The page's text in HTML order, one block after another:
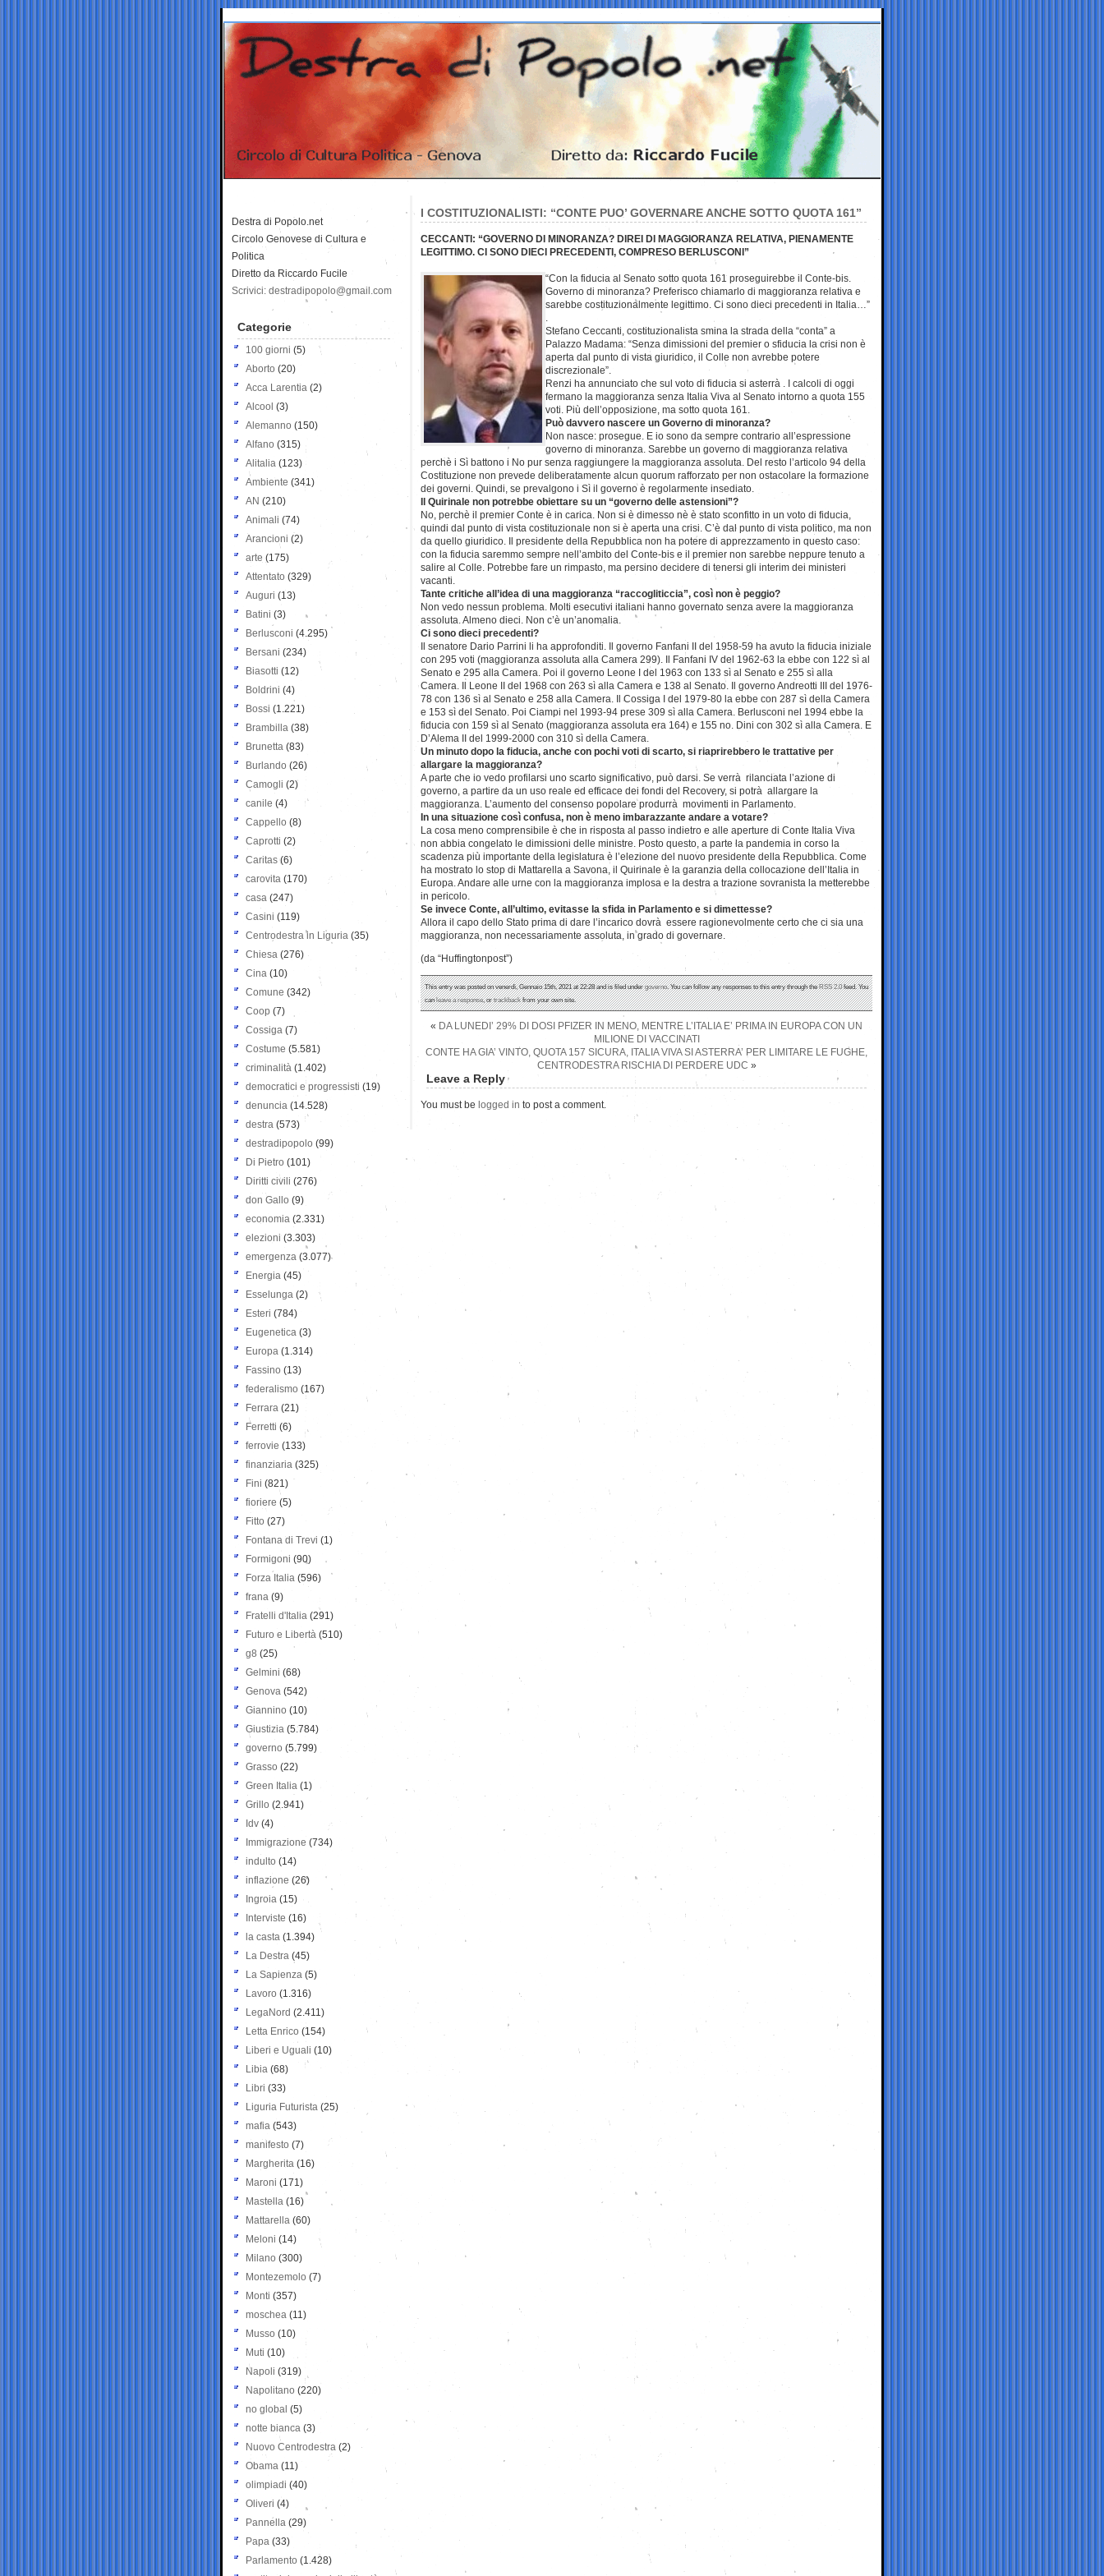
I COSTITUZIONALISTI: “CONTE PUO’ GOVERNARE ANCHE SOTTO QUOTA 161”
CECCANTI: “GOVERNO DI MINORANZA? DIREI DI MAGGIORANZA RELATIVA, PIENAMENTE
LEGITTIMO. CI SONO DIECI PRECEDENTI, COMPRESO BERLUSCONI”
“Con la fiducia al Senato sotto quota 161 proseguirebbe il Conte-bis.
Governo di minoranza? Preferisco chiamarlo di maggioranza relativa e
sarebbe costituzionalmente legittimo. Ci sono dieci precedenti in Italia…”
.
Stefano Ceccanti, costituzionalista smina la strada della “conta” a
Palazzo Madama: “Senza dimissioni del premier o sfiducia la crisi non è
aperta dal punto di vista giuridico, il Colle non avrebbe potere
discrezionale”.
Renzi ha annunciato che sul voto di fiducia si asterrà . I calcoli di oggi
fermano la maggioranza senza Italia Viva al Senato intorno a quota 155
voti. Più dell’opposizione, ma sotto quota 161.
Può davvero nascere un Governo di minoranza?
Non nasce: prosegue. E io sono da sempre contrario all’espressione
governo di minoranza. Sarebbe un governo di maggioranza relativa
perchè i Sì battono i No pur senza raggiungere la maggioranza assoluta. Del resto l’articolo 94 della
Costituzione non prevede deliberatamente alcun quorum rafforzato per non ostacolare la formazione
dei governi. Quindi, se prevalgono i Sì il governo è regolarmente insediato.
Il Quirinale non potrebbe obiettare su un “governo delle astensioni”?
No, perchè il premier Conte è in carica. Non si è dimesso nè è stato sconfitto in un voto di fiducia,
quindi dal punto di vista costituzionale non si è aperta una crisi. C’è dal punto di vista politico, ma non
da quello giuridico. Il presidente della Repubblica non ha potere di apprezzamento in questo caso:
con la fiducia saremmo sempre nell’ambito del Conte-bis e il premier non sarebbe neppure tenuto a
salire al Colle. Potrebbe fare un rimpasto, ma persino decidere di tenersi gli interim dei ministeri
vacanti.
Tante critiche all’idea di una maggioranza “raccogliticcia”, così non è peggio?
Non vedo nessun problema. Molti esecutivi italiani hanno governato senza avere la maggioranza
assoluta. Almeno dieci. Non c’è un’anomalia.
Ci sono dieci precedenti?
Il senatore Dario Parrini li ha approfonditi. Il governo Fanfani II del 1958-59 ha avuto la fiducia iniziale
con 295 voti (maggioranza assoluta alla Camera 299). Il Fanfani IV del 1962-63 la ebbe con 122 sì al
Senato e 295 alla Camera. Poi il governo Leone I del 1963 con 133 sì al Senato e 255 sì alla
Camera. Il Leone II del 1968 con 263 sì alla Camera e 138 al Senato. Il governo Andreotti III del 1976-
78 con 136 sì al Senato e 258 alla Camera. Il Cossiga I del 1979-80 la ebbe con 287 sì della Camera
e 153 sì del Senato. Poi Ciampi nel 1993-94 prese 309 sì alla Camera. Berlusconi nel 1994 ebbe la
fiducia con 159 sì al Senato (maggioranza assoluta era 164) e 155 no. Dini con 302 sì alla Camera. E
D’Alema II del 1999-2000 con 310 sì della Camera.
Un minuto dopo la fiducia, anche con pochi voti di scarto, si riaprirebbero le trattative per
allargare la maggioranza?
A parte che io vedo profilarsi uno scarto significativo, può darsi. Se verrà rilanciata l’azione di
governo, a partire da un uso reale ed efficace dei fondi del Recovery, si potrà allargare la
maggioranza. L’aumento del consenso popolare produrrà movimenti in Parlamento.
In una situazione così confusa, non è meno imbarazzante andare a votare?
La cosa meno comprensibile è che in risposta al passo indietro e alle aperture di Conte Italia Viva
non abbia congelato le dimissioni delle ministre. Posto questo, a parte la pandemia in corso la
scadenza più importante della legislatura è l’elezione del nuovo presidente della Repubblica. Come
ha mostrato lo stop di Mattarella a Savona, il Quirinale è la garanzia della collocazione dell’Italia in
Europa. Andare alle urne con la maggioranza implosa e la destra a trazione sovranista la metterebbe
in pericolo.
Se invece Conte, all’ultimo, evitasse la sfida in Parlamento e si dimettesse?
Allora il capo dello Stato prima di dare l’incarico dovrà essere ragionevolmente certo che ci sia una
maggioranza, non necessariamente assoluta, in grado di governare.
(da “Huffingtonpost”)
This entry was posted on venerdì, Gennaio 15th, 2021 at 22:28 and is filed undergoverno. You can follow any responses to this entry through theRSS 2.0feed. You
canleave a response, ortrackbackfrom your own site.
« DA LUNEDI’ 29% DI DOSI PFIZER IN MENO, MENTRE L’ITALIA E’ PRIMA IN EUROPA CON UN
MILIONE DI VACCINATI
CONTE HA GIA’ VINTO, QUOTA 157 SICURA, ITALIA VIVA SI ASTERRA’ PER LIMITARE LE FUGHE,
CENTRODESTRA RISCHIA DI PERDERE UDC »
Leave a Reply
You must be logged in to post a comment.
Destra di Popolo.net
Circolo Genovese di Cultura e
Politica
Diretto da Riccardo Fucile
Scrivici: destradipopolo@gmail.com
Categorie
100 giorni (5)
Aborto (20)
Acca Larentia (2)
Alcool (3)
Alemanno (150)
Alfano (315)
Alitalia (123)
Ambiente (341)
AN (210)
Animali (74)
Arancioni (2)
arte (175)
Attentato (329)
Auguri (13)
Batini (3)
Berlusconi (4.295)
Bersani (234)
Biasotti (12)
Boldrini (4)
Bossi (1.221)
Brambilla (38)
Brunetta (83)
Burlando (26)
Camogli (2)
canile (4)
Cappello (8)
Caprotti (2)
Caritas (6)
carovita (170)
casa (247)
Casini (119)
Centrodestra in Liguria (35)
Chiesa (276)
Cina (10)
Comune (342)
Coop (7)
Cossiga (7)
Costume (5.581)
criminalità (1.402)
democratici e progressisti (19)
denuncia (14.528)
destra (573)
destradipopolo (99)
Di Pietro (101)
Diritti civili (276)
don Gallo (9)
economia (2.331)
elezioni (3.303)
emergenza (3.077)
Energia (45)
Esselunga (2)
Esteri (784)
Eugenetica (3)
Europa (1.314)
Fassino (13)
federalismo (167)
Ferrara (21)
Ferretti (6)
ferrovie (133)
finanziaria (325)
Fini (821)
fioriere (5)
Fitto (27)
Fontana di Trevi (1)
Formigoni (90)
Forza Italia (596)
frana (9)
Fratelli d'Italia (291)
Futuro e Libertà (510)
g8 (25)
Gelmini (68)
Genova (542)
Giannino (10)
Giustizia (5.784)
governo (5.799)
Grasso (22)
Green Italia (1)
Grillo (2.941)
Idv (4)
Immigrazione (734)
indulto (14)
inflazione (26)
Ingroia (15)
Interviste (16)
la casta (1.394)
La Destra (45)
La Sapienza (5)
Lavoro (1.316)
LegaNord (2.411)
Letta Enrico (154)
Liberi e Uguali (10)
Libia (68)
Libri (33)
Liguria Futurista (25)
mafia (543)
manifesto (7)
Margherita (16)
Maroni (171)
Mastella (16)
Mattarella (60)
Meloni (14)
Milano (300)
Montezemolo (7)
Monti (357)
moschea (11)
Musso (10)
Muti (10)
Napoli (319)
Napolitano (220)
no global (5)
notte bianca (3)
Nuovo Centrodestra (2)
Obama (11)
olimpiadi (40)
Oliveri (4)
Pannella (29)
Papa (33)
Parlamento (1.428)